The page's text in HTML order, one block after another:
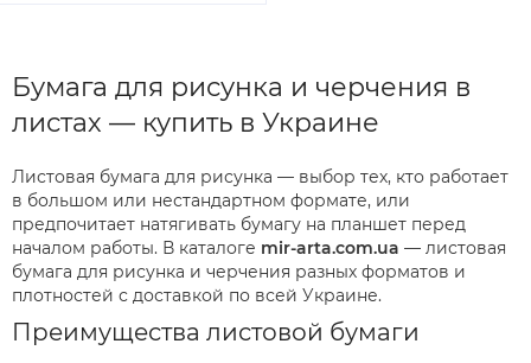
Бумага для рисунка и черчения в
листах — купить в Украине
Листовая бумага для рисунка — выбор тех, кто работает
в большом или нестандартном формате, или
предпочитает натягивать бумагу на планшет перед
началом работы. В каталоге mir-arta.com.ua — листовая
бумага для рисунка и черчения разных форматов и
плотностей с доставкой по всей Украине.
Преимущества листовой бумаги